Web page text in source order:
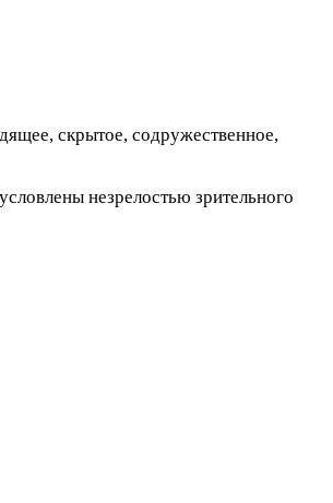
скрытое, содружественное,
незрелостью зрительного